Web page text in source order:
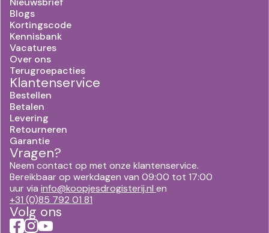
Blogs
Kortingscode
Kennisbank
Vacatures
Over ons
Terugroepacties
Klantenservice
Bestellen
Betalen
Levering
Retourneren
Garantie
Vragen?
Neem contact op met onze klantenservice.
Bereikbaar op werkdagen van 09:00 tot 17:00
uur via info@koopjesdrogisterij.nl en
+31 (0)85 792 01 81
Volg ons